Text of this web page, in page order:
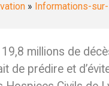
» Informations-
millions de
de prédire et